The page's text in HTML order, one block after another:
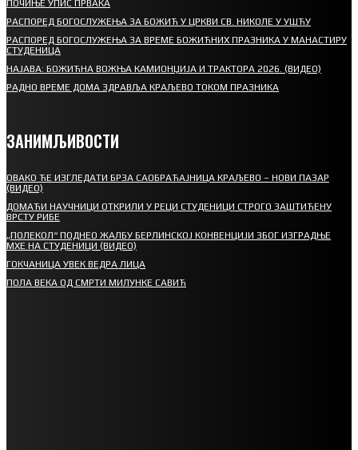
ПОЧИЊЕ УПИС ПРВАКА
РАСПОРЕД БОГОСЛУЖЕЊА ЗА БОЖИЋ У ЦРКВИ СВ. НИКОЛЕ У УШЋУ
РАСПОРЕД БОГОСЛУЖЕЊА ЗА ВРЕМЕ БОЖИЋНИХ ПРАЗНИКА У МАНАСТИРУ
СТУДЕНИЦА
НАЈАВА: БОЖИЋНА ВОЖЊА КАМИОНЏИЈА И ТРАКТОРА 2026. (ВИДЕО)
РАДНО ВРЕМЕ ДОМА ЗДРАВЉА КРАЉЕВО ТОКОМ ПРАЗНИКА
ЗАНИМЉИВОСТИ
ОВАКО ЋЕ ИЗГЛЕДАТИ БРЗА САОБРАЋАЈНИЦА КРАЉЕВО – НОВИ ПАЗАР
(ВИДЕО)
ДОМАЋИ НАУЧНИЦИ ОТКРИЛИ У РЕЦИ СТУДЕНИЦИ СТРОГО ЗАШТИЋЕНУ
ВРСТУ РИБЕ
„ПОЛЕКОЛ“ ПОДНЕО ЖАЛБУ БЕРЛИНСКОЈ КОНВЕНЦИЈИ ЗБОГ ИЗГРАДЊЕ
МХЕ НА СТУДЕНИЦИ (ВИДЕО)
ГОКЧАНИЦА УВЕК ВЕДРА ЛИЦА
ПОЛА ВЕКА ОД СМРТИ МИЛУНКЕ САВИЋ